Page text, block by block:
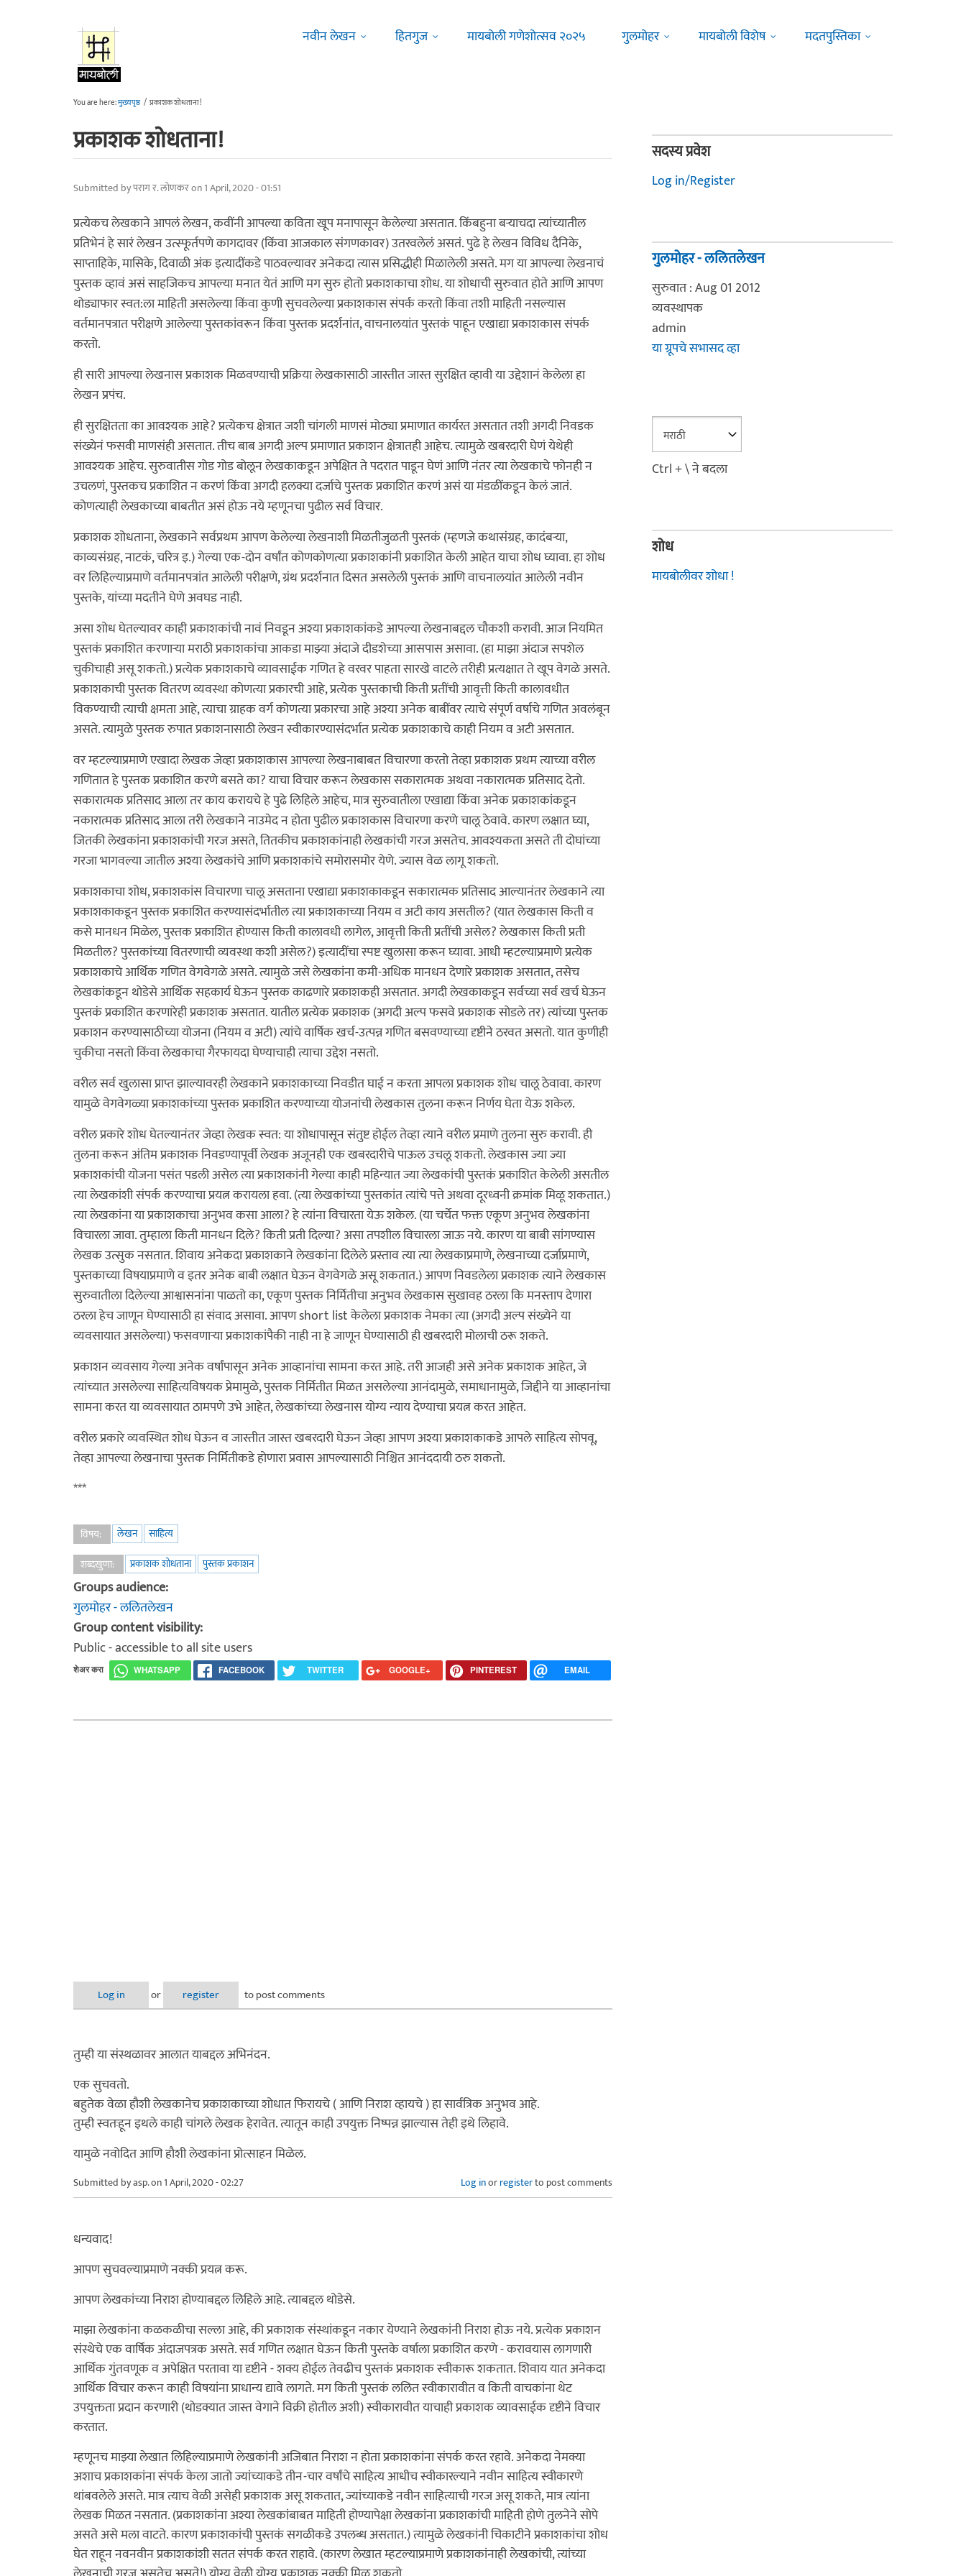
नवीन लेखन
हितगुज मायबोली गणेशोत्सव २०२५ गुलमोहर मायबोली विशेष मदतपुस्तिका
You are here:मुख्यपृष्ठ / प्रकाशक शोधताना!
प्रकाशक शोधताना!
Submitted byपराग र. लोणकरon 1 April, 2020 - 01:51
प्रत्येकच लेखकाने आपलं लेखन, कवींनी आपल्या कविता खूप मनापासून केलेल्या असतात. किंबहुना बऱ्याचदा त्यांच्यातील
प्रतिभेनं हे सारं लेखन उत्स्फूर्तपणे कागदावर (किंवा आजकाल संगणकावर) उतरवलेलं असतं. पुढे हे लेखन विविध दैनिके,
साप्ताहिके, मासिके, दिवाळी अंक इत्यादींकडे पाठवल्यावर अनेकदा त्यास प्रसिद्धीही मिळालेली असते. मग या आपल्या लेखनाचं
पुस्तक व्हावं असं साहजिकच आपल्या मनात येतं आणि मग सुरु होतो प्रकाशकाचा शोध. या शोधाची सुरुवात होते आणि आपण
थोड्याफार स्वत:ला माहिती असलेल्या किंवा कुणी सुचवलेल्या प्रकाशकास संपर्क करतो किंवा तशी माहिती नसल्यास
वर्तमानपत्रात परीक्षणे आलेल्या पुस्तकांवरून किंवा पुस्तक प्रदर्शनांत, वाचनालयांत पुस्तकं पाहून एखाद्या प्रकाशकास संपर्क
करतो.
ही सारी आपल्या लेखनास प्रकाशक मिळवण्याची प्रक्रिया लेखकासाठी जास्तीत जास्त सुरक्षित व्हावी या उद्देशानं केलेला हा
लेखन प्रपंच.
ही सुरक्षितता का आवश्यक आहे? प्रत्येकच क्षेत्रात जशी चांगली माणसं मोठ्या प्रमाणात कार्यरत असतात तशी अगदी निवडक
संख्येनं फसवी माणसंही असतात. तीच बाब अगदी अल्प प्रमाणात प्रकाशन क्षेत्रातही आहेच. त्यामुळे खबरदारी घेणं येथेही
आवश्यक आहेच. सुरुवातीस गोड गोड बोलून लेखकाकडून अपेक्षित ते पदरात पाडून घेणं आणि नंतर त्या लेखकाचे फोनही न
उचलणं, पुस्तकच प्रकाशित न करणं किंवा अगदी हलक्या दर्जाचे पुस्तक प्रकाशित करणं असं या मंडळींकडून केलं जातं.
कोणत्याही लेखकाच्या बाबतीत असं होऊ नये म्हणूनचा पुढील सर्व विचार.
प्रकाशक शोधताना, लेखकाने सर्वप्रथम आपण केलेल्या लेखनाशी मिळतीजुळती पुस्तकं (म्हणजे कथासंग्रह, कादंबऱ्या,
काव्यसंग्रह, नाटकं, चरित्र इ.) गेल्या एक-दोन वर्षांत कोणकोणत्या प्रकाशकांनी प्रकाशित केली आहेत याचा शोध घ्यावा. हा शोध
वर लिहिल्याप्रमाणे वर्तमानपत्रांत आलेली परीक्षणे, ग्रंथ प्रदर्शनात दिसत असलेली पुस्तकं आणि वाचनालयांत आलेली नवीन
पुस्तके, यांच्या मदतीने घेणे अवघड नाही.
असा शोध घेतल्यावर काही प्रकाशकांची नावं निवडून अश्या प्रकाशकांकडे आपल्या लेखनाबद्दल चौकशी करावी. आज नियमित
पुस्तकं प्रकाशित करणाऱ्या मराठी प्रकाशकांचा आकडा माझ्या अंदाजे दीडशेच्या आसपास असावा. (हा माझा अंदाज सपशेल
चुकीचाही असू शकतो.) प्रत्येक प्रकाशकाचे व्यावसाईक गणित हे वरवर पाहता सारखे वाटले तरीही प्रत्यक्षात ते खूप वेगळे असते.
प्रकाशकाची पुस्तक वितरण व्यवस्था कोणत्या प्रकारची आहे, प्रत्येक पुस्तकाची किती प्रतींची आवृत्ती किती कालावधीत
विकण्याची त्याची क्षमता आहे, त्याचा ग्राहक वर्ग कोणत्या प्रकारचा आहे अश्या अनेक बाबींवर त्याचे संपूर्ण वर्षाचे गणित अवलंबून
असते. त्यामुळे पुस्तक रुपात प्रकाशनासाठी लेखन स्वीकारण्यासंदर्भात प्रत्येक प्रकाशकाचे काही नियम व अटी असतात.
वर म्हटल्याप्रमाणे एखादा लेखक जेव्हा प्रकाशकास आपल्या लेखनाबाबत विचारणा करतो तेव्हा प्रकाशक प्रथम त्याच्या वरील
गणितात हे पुस्तक प्रकाशित करणे बसते का? याचा विचार करून लेखकास सकारात्मक अथवा नकारात्मक प्रतिसाद देतो.
सकारात्मक प्रतिसाद आला तर काय करायचे हे पुढे लिहिले आहेच, मात्र सुरुवातीला एखाद्या किंवा अनेक प्रकाशकांकडून
नकारात्मक प्रतिसाद आला तरी लेखकाने नाउमेद न होता पुढील प्रकाशकास विचारणा करणे चालू ठेवावे. कारण लक्षात घ्या,
जितकी लेखकांना प्रकाशकांची गरज असते, तितकीच प्रकाशकांनाही लेखकांची गरज असतेच. आवश्यकता असते ती दोघांच्या
गरजा भागवल्या जातील अश्या लेखकांचे आणि प्रकाशकांचे समोरासमोर येणे. ज्यास वेळ लागू शकतो.
प्रकाशकाचा शोध, प्रकाशकांस विचारणा चालू असताना एखाद्या प्रकाशकाकडून सकारात्मक प्रतिसाद आल्यानंतर लेखकाने त्या
प्रकाशकाकडून पुस्तक प्रकाशित करण्यासंदर्भातील त्या प्रकाशकाच्या नियम व अटी काय असतील? (यात लेखकास किती व
कसे मानधन मिळेल, पुस्तक प्रकाशित होण्यास किती कालावधी लागेल, आवृत्ती किती प्रतींची असेल? लेखकास किती प्रती
मिळतील? पुस्तकांच्या वितरणाची व्यवस्था कशी असेल?) इत्यादींचा स्पष्ट खुलासा करून घ्यावा. आधी म्हटल्याप्रमाणे प्रत्येक
प्रकाशकाचे आर्थिक गणित वेगवेगळे असते. त्यामुळे जसे लेखकांना कमी-अधिक मानधन देणारे प्रकाशक असतात, तसेच
लेखकांकडून थोडेसे आर्थिक सहकार्य घेऊन पुस्तक काढणारे प्रकाशकही असतात. अगदी लेखकाकडून सर्वच्या सर्व खर्च घेऊन
पुस्तकं प्रकाशित करणारेही प्रकाशक असतात. यातील प्रत्येक प्रकाशक (अगदी अल्प फसवे प्रकाशक सोडले तर) त्यांच्या पुस्तक
प्रकाशन करण्यासाठीच्या योजना (नियम व अटी) त्यांचे वार्षिक खर्च-उत्पन्न गणित बसवण्याच्या दृष्टीने ठरवत असतो. यात कुणीही
चुकीचा नसतो किंवा लेखकाचा गैरफायदा घेण्याचाही त्याचा उद्देश नसतो.
वरील सर्व खुलासा प्राप्त झाल्यावरही लेखकाने प्रकाशकाच्या निवडीत घाई न करता आपला प्रकाशक शोध चालू ठेवावा. कारण
यामुळे वेगवेगळ्या प्रकाशकांच्या पुस्तक प्रकाशित करण्याच्या योजनांची लेखकास तुलना करून निर्णय घेता येऊ शकेल.
वरील प्रकारे शोध घेतल्यानंतर जेव्हा लेखक स्वत: या शोधापासून संतुष्ट होईल तेव्हा त्याने वरील प्रमाणे तुलना सुरु करावी. ही
तुलना करून अंतिम प्रकाशक निवडण्यापूर्वी लेखक अजूनही एक खबरदारीचे पाऊल उचलू शकतो. लेखकास ज्या ज्या
प्रकाशकांची योजना पसंत पडली असेल त्या प्रकाशकांनी गेल्या काही महिन्यात ज्या लेखकांची पुस्तकं प्रकाशित केलेली असतील
त्या लेखकांशी संपर्क करण्याचा प्रयत्न करायला हवा. (त्या लेखकांच्या पुस्तकांत त्यांचे पत्ते अथवा दूरध्वनी क्रमांक मिळू शकतात.)
त्या लेखकांना या प्रकाशकाचा अनुभव कसा आला? हे त्यांना विचारता येऊ शकेल. (या चर्चेत फक्त एकूण अनुभव लेखकांना
विचारला जावा. तुम्हाला किती मानधन दिले? किती प्रती दिल्या? असा तपशील विचारला जाऊ नये. कारण या बाबी सांगण्यास
लेखक उत्सुक नसतात. शिवाय अनेकदा प्रकाशकाने लेखकांना दिलेले प्रस्ताव त्या त्या लेखकाप्रमाणे, लेखनाच्या दर्जाप्रमाणे,
पुस्तकाच्या विषयाप्रमाणे व इतर अनेक बाबी लक्षात घेऊन वेगवेगळे असू शकतात.) आपण निवडलेला प्रकाशक त्याने लेखकास
सुरुवातीला दिलेल्या आश्वासनांना पाळतो का, एकूण पुस्तक निर्मितीचा अनुभव लेखकास सुखावह ठरला कि मनस्ताप देणारा
ठरला हेच जाणून घेण्यासाठी हा संवाद असावा. आपण short list केलेला प्रकाशक नेमका त्या (अगदी अल्प संख्येने या
व्यवसायात असलेल्या) फसवणाऱ्या प्रकाशकांपैकी नाही ना हे जाणून घेण्यासाठी ही खबरदारी मोलाची ठरू शकते.
प्रकाशन व्यवसाय गेल्या अनेक वर्षांपासून अनेक आव्हानांचा सामना करत आहे. तरी आजही असे अनेक प्रकाशक आहेत, जे
त्यांच्यात असलेल्या साहित्यविषयक प्रेमामुळे, पुस्तक निर्मितीत मिळत असलेल्या आनंदामुळे, समाधानामुळे, जिद्दीने या आव्हानांचा
सामना करत या व्यवसायात ठामपणे उभे आहेत, लेखकांच्या लेखनास योग्य न्याय देण्याचा प्रयत्न करत आहेत.
वरील प्रकारे व्यवस्थित शोध घेऊन व जास्तीत जास्त खबरदारी घेऊन जेव्हा आपण अश्या प्रकाशकाकडे आपले साहित्य सोपवू,
तेव्हा आपल्या लेखनाचा पुस्तक निर्मितीकडे होणारा प्रवास आपल्यासाठी निश्चित आनंददायी ठरु शकतो.
***
विषय: लेखन
साहित्य
शब्दखुणा:
प्रकाशक शोधताना पुस्तक प्रकाशन
Groups audience:
गुलमोहर - ललितलेखन
Group content visibility:
Public - accessible to all site users
शेअर करा WHATSAPP FACEBOOK TWITTER GOOGLE+ PINTEREST EMAIL
Log in or register to post comments
तुम्ही या संस्थळावर आलात याबद्दल अभिनंदन.
एक सुचवतो.
बहुतेक वेळा हौशी लेखकानेच प्रकाशकाच्या शोधात फिरायचे ( आणि निराश व्हायचे ) हा सार्वत्रिक अनुभव आहे.
तुम्ही स्वतःहून इथले काही चांगले लेखक हेरावेत. त्यातून काही उपयुक्त निष्पन्न झाल्यास तेही इथे लिहावे.
यामुळे नवोदित आणि हौशी लेखकांना प्रोत्साहन मिळेल.
Submitted byasp.on 1 April, 2020 - 02:27 Log inorregisterto post comments
धन्यवाद!
आपण सुचवल्याप्रमाणे नक्की प्रयत्न करू.
आपण लेखकांच्या निराश होण्याबद्दल लिहिले आहे. त्याबद्दल थोडेसे.
माझा लेखकांना कळकळीचा सल्ला आहे, की प्रकाशक संस्थांकडून नकार येण्याने लेखकांनी निराश होऊ नये. प्रत्येक प्रकाशन
संस्थेचे एक वार्षिक अंदाजपत्रक असते. सर्व गणित लक्षात घेऊन किती पुस्तके वर्षाला प्रकाशित करणे - करावयास लागणारी
आर्थिक गुंतवणूक व अपेक्षित परतावा या दृष्टीने - शक्य होईल तेवढीच पुस्तकं प्रकाशक स्वीकारू शकतात. शिवाय यात अनेकदा
आर्थिक विचार करून काही विषयांना प्राधान्य द्यावे लागते. मग किती पुस्तकं ललित स्वीकारावीत व किती वाचकांना थेट
उपयुक्तता प्रदान करणारी (थोडक्यात जास्त वेगाने विक्री होतील अशी) स्वीकारावीत याचाही प्रकाशक व्यावसाईक दृष्टीने विचार
करतात.
म्हणूनच माझ्या लेखात लिहिल्याप्रमाणे लेखकांनी अजिबात निराश न होता प्रकाशकांना संपर्क करत रहावे. अनेकदा नेमक्या
अशाच प्रकाशकांना संपर्क केला जातो ज्यांच्याकडे तीन-चार वर्षांचे साहित्य आधीच स्वीकारल्याने नवीन साहित्य स्वीकारणे
थांबवलेले असते. मात्र त्याच वेळी असेही प्रकाशक असू शकतात, ज्यांच्याकडे नवीन साहित्याची गरज असू शकते, मात्र त्यांना
लेखक मिळत नसतात. (प्रकाशकांना अश्या लेखकांबाबत माहिती होण्यापेक्षा लेखकांना प्रकाशकांची माहिती होणे तुलनेने सोपे
असते असे मला वाटते. कारण प्रकाशकांची पुस्तकं सगळीकडे उपलब्ध असतात.) त्यामुळे लेखकांनी चिकाटीने प्रकाशकांचा शोध
घेत राहून नवनवीन प्रकाशकांशी सतत संपर्क करत राहावे. (कारण लेखात म्हटल्याप्रमाणे प्रकाशकांनाही लेखकांची, त्यांच्या
सदस्य प्रवेश
Log in/Register
गुलमोहर - ललितलेखन
सुरुवात : Aug 01 2012
व्यवस्थापक
admin
या ग्रूपचे सभासद व्हा
Ctrl + \ ने बदला
शोध
मायबोलीवर शोधा !